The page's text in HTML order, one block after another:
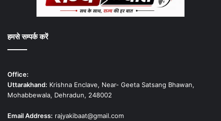
हमसे सम्पर्क करें
Office:
Uttarakhand: Krishna Enclave, Near- Geeta Satsang Bhawan,
Mohabbewala, Dehradun, 248002
Email Address: rajyakibaat@gmail.com